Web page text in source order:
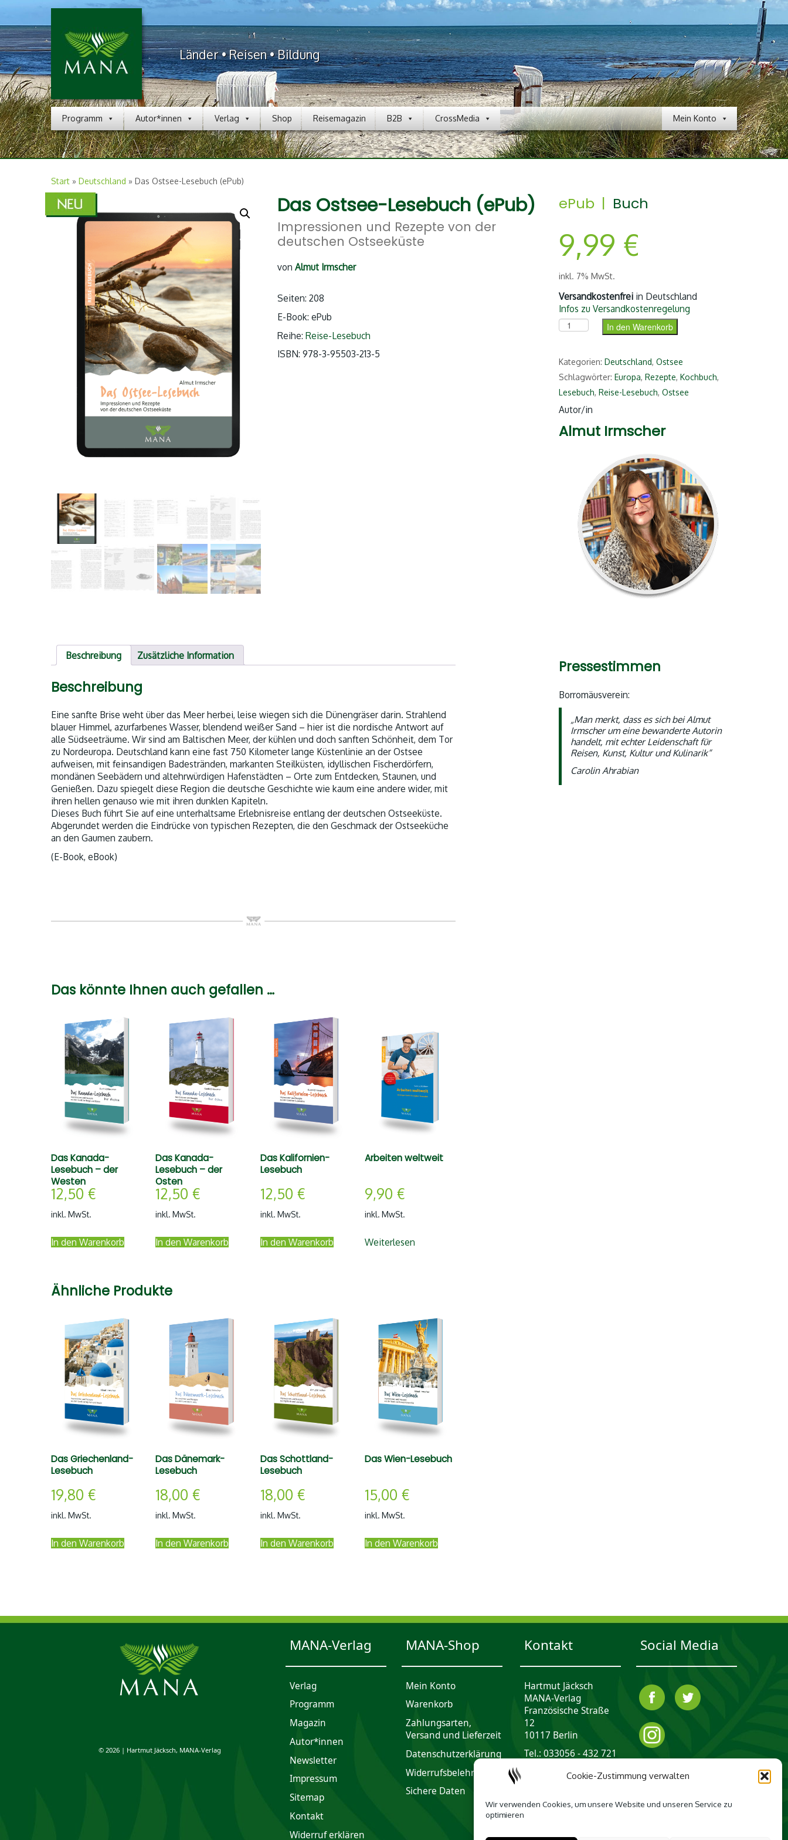
Cookie-Zustimmung verwalten
Wir verwenden Cookies, um unsere Website und unseren Service zu
optimieren
Länder • Reisen • Bildung
Programm Autor*innen Verlag Shop Reisemagazin B2B Mein Konto
CrossMedia
Start » Deutschland » Das Ostsee-Lesebuch (ePub)
Das Ostsee-Lesebuch (ePub)
Impressionen und Rezepte von der
deutschen Ostseeküste
vonAlmut Irmscher
Seiten: 208
E-Book: ePub
Reihe:Reise-Lesebuch
ISBN: 978-3-95503-213-5
ePub | Buch
9,99 €
inkl. 7% MwSt.
Versandkostenfreiin Deutschland
Infos zu Versandkostenregelung
Das Ostsee-Lesebuch (ePub) Menge
In den Warenkorb
Kategorien: Deutschland, Ostsee
Schlagwörter: Europa, Rezepte, Kochbuch,
Lesebuch, Reise-Lesebuch, Ostsee
Autor/in
Almut Irmscher
Beschreibung Zusätzliche Information
Beschreibung
Eine sanfte Brise weht über das Meer herbei, leise wiegen sich die Dünengräser darin. Strahlend
blauer Himmel, azurfarbenes Wasser, blendend weißer Sand – hier ist die nordische Antwort auf
alle Südseeträume. Wir sind am Baltischen Meer, der kühlen und doch sanften Schönheit, dem Tor
zu Nordeuropa. Deutschland kann eine fast 750 Kilometer lange Küstenlinie an der Ostsee
aufweisen, mit feinsandigen Badestränden, markanten Steilküsten, idyllischen Fischerdörfern,
mondänen Seebädern und altehrwürdigen Hafenstädten – Orte zum Entdecken, Staunen, und
Genießen. Dazu spiegelt diese Region die deutsche Geschichte wie kaum eine andere wider, mit
ihren hellen genauso wie mit ihren dunklen Kapiteln.
Dieses Buch führt Sie auf eine unterhaltsame Erlebnisreise entlang der deutschen Ostseeküste.
Abgerundet werden die Eindrücke von typischen Rezepten, die den Geschmack der Ostseeküche
an den Gaumen zaubern.
(E-Book, eBook)
Das könnte Ihnen auch gefallen …
Das Kanada-
Lesebuch – der
Westen
12,50 €
inkl. MwSt.
In den Warenkorb
Das Kanada-
Lesebuch – der
Osten
12,50 €
inkl. MwSt.
In den Warenkorb
Das Kalifornien-
Lesebuch
12,50 €
inkl. MwSt.
In den Warenkorb
Arbeiten weltweit
9,90 €
inkl. MwSt.
Weiterlesen
Ähnliche Produkte
Das Griechenland-
Lesebuch
19,80 €
inkl. MwSt.
In den Warenkorb
Das Dänemark-
Lesebuch
18,00 €
inkl. MwSt.
In den Warenkorb
Das Schottland-
Lesebuch
18,00 €
inkl. MwSt.
In den Warenkorb
Das Wien-Lesebuch
15,00 €
inkl. MwSt.
In den Warenkorb
Pressestimmen
Borromäusverein:
„Man merkt, dass es sich bei Almut
Irmscher um eine bewanderte Autorin
handelt, mit echter Leidenschaft für
Reisen, Kunst, Kultur und Kulinarik“
Carolin Ahrabian
© 2026 | Hartmut Jäcksch, MANA-Verlag
MANA-Verlag
Verlag
Programm
Magazin
Autor*innen
Newsletter
Impres­sum
Sitemap
Kontakt
Widerruf erklären
MANA-Shop
Mein Konto
Waren­korb
Zahlungsarten,
Versand und Lieferzeit
Daten­schutz­er­klärung
Widerrufsbelehrung
Sichere Daten
Kontakt
Hartmut Jäcksch
MANA-Verlag
Französische Straße
12
10117 Berlin
Tel.: 033056 - 432 721
Social Media